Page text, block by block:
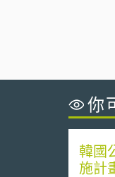
你
韓國
施計